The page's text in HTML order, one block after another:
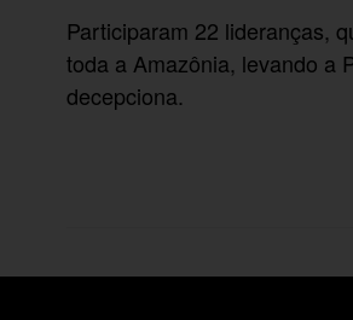
Participaram 22 lideranças,
toda a Amazônia, levando a
decepciona.